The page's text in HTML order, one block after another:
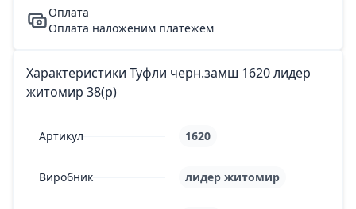
Оплата
Оплата наложеним платежем
Характеристики Туфли черн.замш 1620 лидер
житомир 38(р)
Артикул 1620
Виробник лидер житомир